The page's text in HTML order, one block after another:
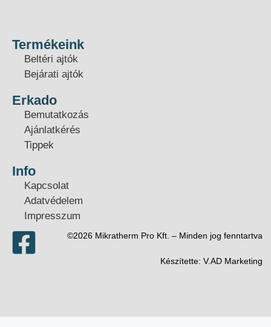
Termékeink
Beltéri ajtók
Bejárati ajtók
Erkado
Bemutatkozás
Ajánlatkérés
Tippek
Info
Kapcsolat
Adatvédelem
Impresszum
©2026 Mikratherm Pro Kft. – Minden jog fenntartva​
Készítette: V.AD Marketing